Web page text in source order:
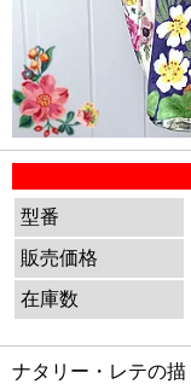
型番
販売価格
在庫数
ナタリー・レテの